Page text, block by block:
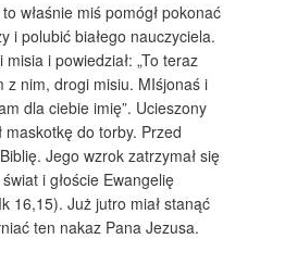
właśnie miś pomógł pokonać
i polubić białego nauczyciela.
i powiedział: „To teraz
z nim, drogi misiu. MIśjonaś i
dla ciebie imię”. Ucieszony
maskotkę do torby. Przed
Jego wzrok zatrzymał się
i głoście Ewangelię
16,15). Już jutro miał stanąć
ten nakaz Pana Jezusa.